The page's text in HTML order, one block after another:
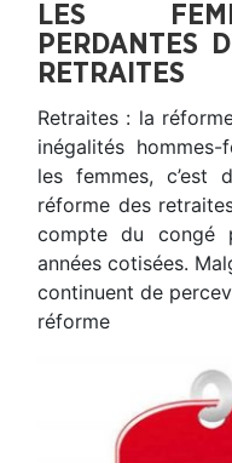
LES
PERDANTES
RETRAITES
Retraites : la
inégalités
les femmes,
réforme des
compte du congé
années cotisées.
continuent de
réforme